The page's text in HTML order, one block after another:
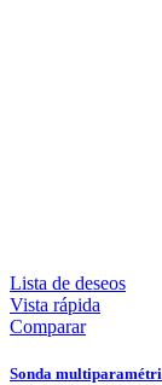
Lista de deseos
Vista rápida
Comparar
Sonda